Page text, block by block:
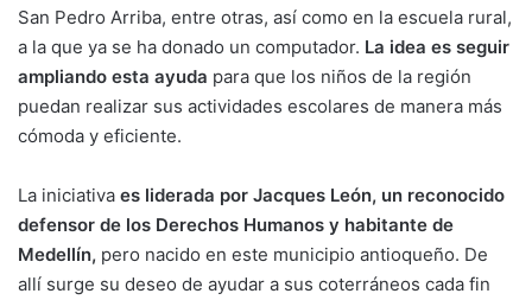
San Pedro Arriba, entre otras, así como en la escuela rural,
a la que ya se ha donado un computador. La idea es seguir
ampliando esta ayuda para que los niños de la región
puedan realizar sus actividades escolares de manera más
cómoda y eficiente.
La iniciativa es liderada por Jacques León, un reconocido
defensor de los Derechos Humanos y habitante de
Medellín, pero nacido en este municipio antioqueño. De
allí surge su deseo de ayudar a sus coterráneos cada fin